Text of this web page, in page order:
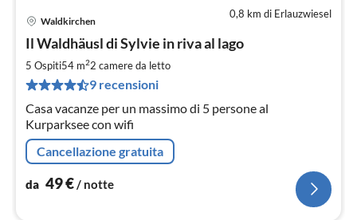
0,8 km di Erlauzwiesel
Waldkirchen
Il Waldhäusl di Sylvie in riva al lago
5 Ospiti54 m22 camere da letto
9 recensioni
Casa vacanze per un massimo di 5 persone al
Kurparksee con wifi
Cancellazione gratuita
da 49€/ notte